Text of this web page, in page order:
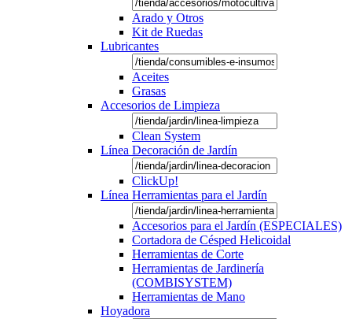
Arado y Otros
Kit de Ruedas
Lubricantes
Aceites
Grasas
Accesorios de Limpieza
Clean System
Línea Decoración de Jardín
ClickUp!
Línea Herramientas para el Jardín
Accesorios para el Jardín (ESPECIALES)
Cortadora de Césped Helicoidal
Herramientas de Corte
Herramientas de Jardinería
(COMBISYSTEM)
Herramientas de Mano
Hoyadora